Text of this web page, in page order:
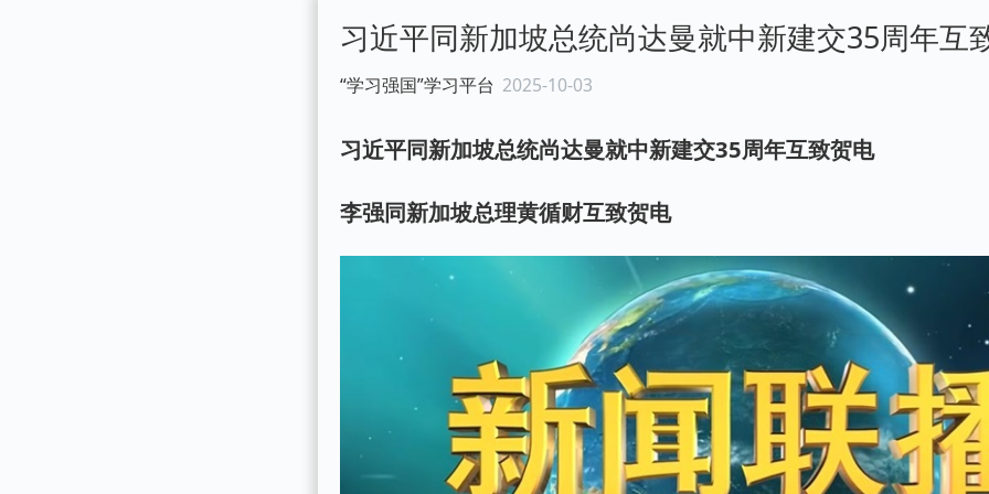
习近平同新加坡总统尚达曼就中新建交35周年互
“学习强国”学习平台 2025-10-03
习近平同新加坡总统尚达曼就中新建交35周年互致贺电
李强同新加坡总理黄循财互致贺电